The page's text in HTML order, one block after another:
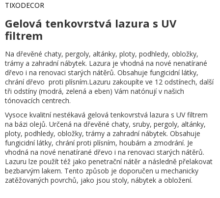
TIXODECOR
Gelová tenkovrstvá lazura s UV
filtrem
Na dřevěné chaty, pergoly, altánky, ploty, podhledy, obložky,
trámy a zahradní nábytek. Lazura je vhodná na nové nenatírané
dřevo i na renovaci starých nátěrů. Obsahuje fungicidní látky,
chrání dřevo proti plísním.Lazuru zakoupíte ve 12 odstínech, další
tři odstíny (modrá, zelená a eben) Vám natónují v našich
tónovacích centrech.
Vysoce kvalitní nestékavá gelová tenkovrstvá lazura s UV filtrem
na bázi olejů. Určená na dřevěné chaty, sruby, pergoly, altánky,
ploty, podhledy, obložky, trámy a zahradní nábytek. Obsahuje
fungicidní látky, chrání proti plísním, houbám a zmodrání. Je
vhodná na nové nenatírané dřevo i na renovaci starých nátěrů.
Lazuru lze použít též jako penetrační nátěr a následně přelakovat
bezbarvým lakem. Tento způsob je doporučen u mechanicky
zatěžovaných povrchů, jako jsou stoly, nábytek a obložení.